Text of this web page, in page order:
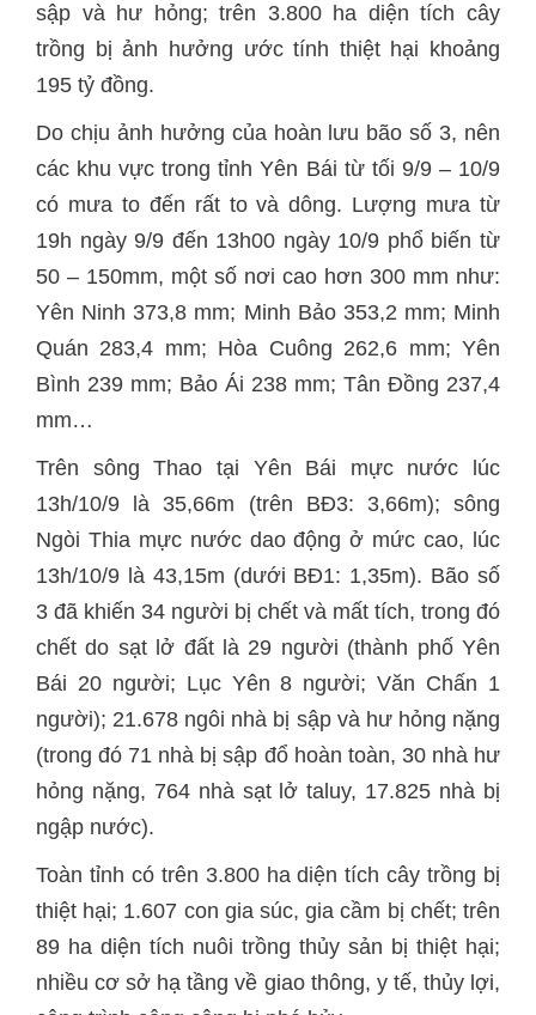
sập và hư hỏng; trên 3.800 ha diện tích cây
trồng bị ảnh hưởng ước tính thiệt hại khoảng
195 tỷ đồng.
Do chịu ảnh hưởng của hoàn lưu bão số 3, nên
các khu vực trong tỉnh Yên Bái từ tối 9/9 – 10/9
có mưa to đến rất to và dông. Lượng mưa từ
19h ngày 9/9 đến 13h00 ngày 10/9 phổ biến từ
50 – 150mm, một số nơi cao hơn 300 mm như:
Yên Ninh 373,8 mm; Minh Bảo 353,2 mm; Minh
Quán 283,4 mm; Hòa Cuông 262,6 mm; Yên
Bình 239 mm; Bảo Ái 238 mm; Tân Đồng 237,4
mm…
Trên sông Thao tại Yên Bái mực nước lúc
13h/10/9 là 35,66m (trên BĐ3: 3,66m); sông
Ngòi Thia mực nước dao động ở mức cao, lúc
13h/10/9 là 43,15m (dưới BĐ1: 1,35m). Bão số
3 đã khiến 34 người bị chết và mất tích, trong đó
chết do sạt lở đất là 29 người (thành phố Yên
Bái 20 người; Lục Yên 8 người; Văn Chấn 1
người); 21.678 ngôi nhà bị sập và hư hỏng nặng
(trong đó 71 nhà bị sập đổ hoàn toàn, 30 nhà hư
hỏng nặng, 764 nhà sạt lở taluy, 17.825 nhà bị
ngập nước).
Toàn tỉnh có trên 3.800 ha diện tích cây trồng bị
thiệt hại; 1.607 con gia súc, gia cầm bị chết; trên
89 ha diện tích nuôi trồng thủy sản bị thiệt hại;
nhiều cơ sở hạ tầng về giao thông, y tế, thủy lợi,